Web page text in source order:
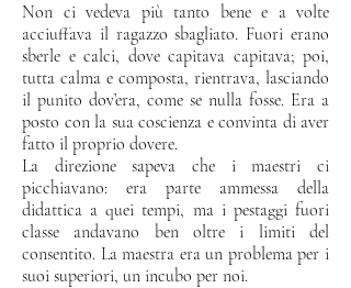
Non ci vedeva più tanto bene e a volte
acciuffava il ragazzo sbagliato. Fuori erano
sberle e calci, dove capitava capitava; poi,
tutta calma e composta, rientrava, lasciando
il punito dov’era, come se nulla fosse. Era a
posto con la sua coscienza e convinta di aver
fatto il proprio dovere.
La direzione sapeva che i maestri ci
picchiavano: era parte ammessa della
didattica a quei tempi, ma i pestaggi fuori
classe andavano ben oltre i limiti del
consentito. La maestra era un problema per i
suoi superiori, un incubo per noi.